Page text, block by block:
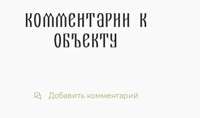
Комментарии к
объекту
Добавить комментарий